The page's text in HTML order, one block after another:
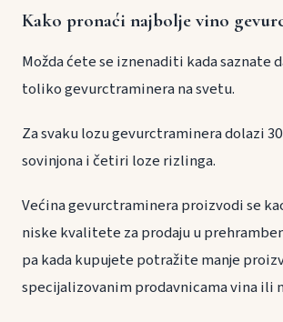
Kako pronaći najbolje vino
Možda ćete se iznenaditi kada saznate
toliko gevurctraminera na svetu.
Za svaku lozu gevurctraminera dolazi
sovinjona i četiri loze rizlinga.
Većina gevurctraminera proizvodi se
niske kvalitete za prodaju u
pa kada kupujete potražite manje
specijalizovanim prodavnicama vina ili